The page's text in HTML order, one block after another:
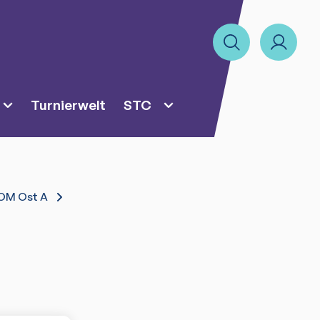
Turnierwelt STC
Ost A